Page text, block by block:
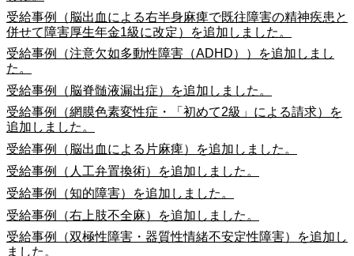
受給事例（脳出血による右半身麻痺で既往障害の精神疾患と
併せて障害厚生年金1級に改定）を追加しました。
受給事例（注意欠如多動性障害（ADHD））を追加しまし
た。
受給事例（脳脊髄液漏出症）を追加しました。
受給事例（網膜色素変性症・「初めて2級」による請求）を
追加しました。
受給事例（脳出血による片麻痺）を追加しました。
受給事例（人工弁置換術）を追加しました。
受給事例（知的障害）を追加しました。
受給事例（右上肢不全麻）を追加しました。
受給事例（双極性障害・器質性情緒不安定性障害）を追加し
ました。